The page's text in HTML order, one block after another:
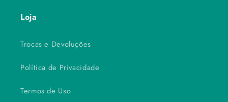
Loja
Trocas e Devoluções
Política de Privacidade
Termos de Uso